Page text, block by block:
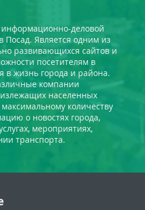
деловой
Посад. Является одним из
развивающихся сайтов и
посетителям в
в жизнь города и района.
компании
населенных
количеству
о новостях города,
мероприятиях,
транспорта.